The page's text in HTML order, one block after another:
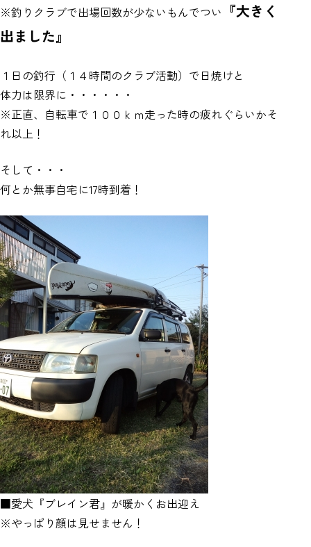
※釣りクラブで出場回数が少ないもんでつい 『大きく
出ました』
１日の釣行（１４時間のクラブ活動）で日焼けと
体力は限界に・・・・・・
※正直、自転車で１００ｋｍ走った時の疲れぐらいかそ
れ以上！
そして・・・
何とか無事自宅に17時到着！
■愛犬『ブレイン君』が暖かくお出迎え
※やっぱり顔は見せません！